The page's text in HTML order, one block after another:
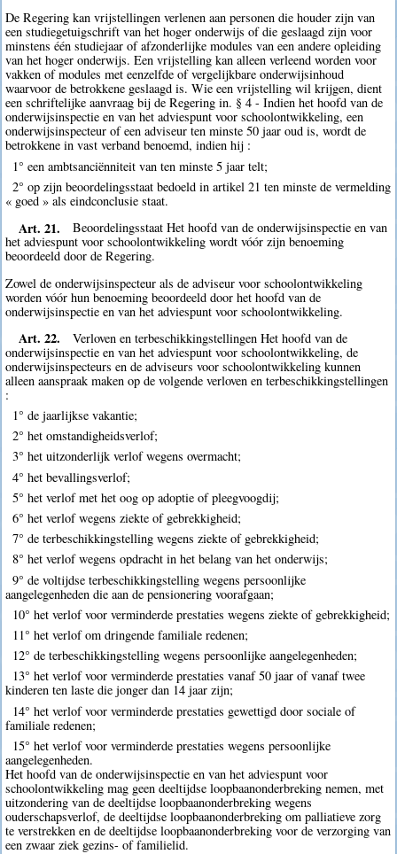
De Regering kan vrijstellingen verlenen aan personen die houder zijn van
een studiegetuigschrift van het hoger onderwijs of die geslaagd zijn voor
minstens één studiejaar of afzonderlijke modules van een andere opleiding
van het hoger onderwijs. Een vrijstelling kan alleen verleend worden voor
vakken of modules met eenzelfde of vergelijkbare onderwijsinhoud
waarvoor de betrokkene geslaagd is. Wie een vrijstelling wil krijgen, dient
een schriftelijke aanvraag bij de Regering in. § 4 - Indien het hoofd van de
onderwijsinspectie en van het adviespunt voor schoolontwikkeling, een
onderwijsinspecteur of een adviseur ten minste 50 jaar oud is, wordt de
betrokkene in vast verband benoemd, indien hij :
1° een ambtsanciënniteit van ten minste 5 jaar telt;
2° op zijn beoordelingsstaat bedoeld in artikel 21 ten minste de vermelding
« goed » als eindconclusie staat.
Art. 21.
Beoordelingsstaat Het hoofd van de onderwijsinspectie en van
het adviespunt voor schoolontwikkeling wordt vóór zijn benoeming
beoordeeld door de Regering.
Zowel de onderwijsinspecteur als de adviseur voor schoolontwikkeling
worden vóór hun benoeming beoordeeld door het hoofd van de
onderwijsinspectie en van het adviespunt voor schoolontwikkeling.
Art. 22.
Verloven en terbeschikkingstellingen Het hoofd van de
onderwijsinspectie en van het adviespunt voor schoolontwikkeling, de
onderwijsinspecteurs en de adviseurs voor schoolontwikkeling kunnen
alleen aanspraak maken op de volgende verloven en terbeschikkingstellingen
:
1° de jaarlijkse vakantie;
2° het omstandigheidsverlof;
3° het uitzonderlijk verlof wegens overmacht;
4° het bevallingsverlof;
5° het verlof met het oog op adoptie of pleegvoogdij;
6° het verlof wegens ziekte of gebrekkigheid;
7° de terbeschikkingstelling wegens ziekte of gebrekkigheid;
8° het verlof wegens opdracht in het belang van het onderwijs;
9° de voltijdse terbeschikkingstelling wegens persoonlijke
aangelegenheden die aan de pensionering voorafgaan;
10° het verlof voor verminderde prestaties wegens ziekte of gebrekkigheid;
11° het verlof om dringende familiale redenen;
12° de terbeschikkingstelling wegens persoonlijke aangelegenheden;
13° het verlof voor verminderde prestaties vanaf 50 jaar of vanaf twee
kinderen ten laste die jonger dan 14 jaar zijn;
14° het verlof voor verminderde prestaties gewettigd door sociale of
familiale redenen;
15° het verlof voor verminderde prestaties wegens persoonlijke
aangelegenheden.
Het hoofd van de onderwijsinspectie en van het adviespunt voor
schoolontwikkeling mag geen deeltijdse loopbaanonderbreking nemen, met
uitzondering van de deeltijdse loopbaanonderbreking wegens
ouderschapsverlof, de deeltijdse loopbaanonderbreking om palliatieve zorg
te verstrekken en de deeltijdse loopbaanonderbreking voor de verzorging van
een zwaar ziek gezins- of familielid.